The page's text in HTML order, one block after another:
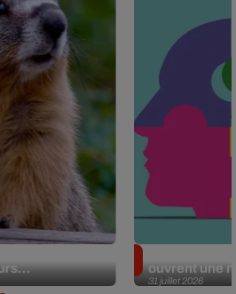
31 juillet 2026
ouvrent une